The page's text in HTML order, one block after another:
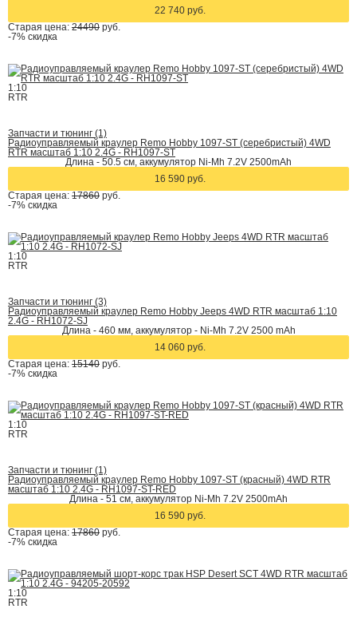
22 740 руб.
Старая цена: 24490 руб.
-7% скидка
1:10
RTR
Запчасти и тюнинг (1)
Радиоуправляемый краулер Remo Hobby 1097-ST (серебристый) 4WD
RTR масштаб 1:10 2.4G - RH1097-ST
Длина - 50.5 см, аккумулятор Ni-Mh 7.2V 2500mAh
16 590 руб.
Старая цена: 17860 руб.
-7% скидка
1:10
RTR
Запчасти и тюнинг (3)
Радиоуправляемый краулер Remo Hobby Jeeps 4WD RTR масштаб 1:10
2.4G - RH1072-SJ
Длина - 460 мм, аккумулятор - Ni-Mh 7.2V 2500 mAh
14 060 руб.
Старая цена: 15140 руб.
-7% скидка
1:10
RTR
Запчасти и тюнинг (1)
Радиоуправляемый краулер Remo Hobby 1097-ST (красный) 4WD RTR
масштаб 1:10 2.4G - RH1097-ST-RED
Длина - 51 см, аккумулятор Ni-Mh 7.2V 2500mAh
16 590 руб.
Старая цена: 17860 руб.
-7% скидка
1:10
RTR